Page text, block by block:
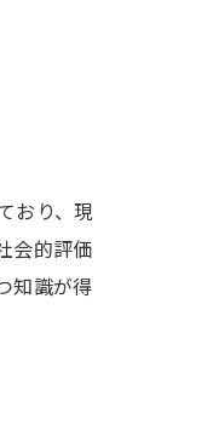
おり、現
会的評価
知識が得